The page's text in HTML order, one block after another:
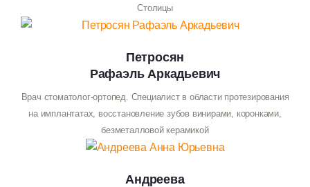
Столицы
Петросян
Рафаэль Аркадьевич
Врач стоматолог-ортопед. Специалист в области протезирования
на имплантатах, восстановление зубов винирами, коронками,
безметалловой керамикой
Андреева